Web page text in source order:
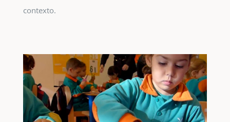
contexto.